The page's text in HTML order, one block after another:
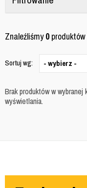
Znaleźliśmy0
Sortuj wg: - wybierz -
Brak produktów w
wyświetlania.